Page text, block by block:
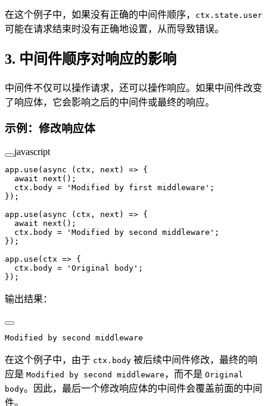
在这个例子中，如果没有正确的中间件顺序， ctx.state.user
可能在请求结束时没有正确地设置，从而导致错误。
3. 中间件顺序对响应的影响
中间件不仅可以操作请求，还可以操作响应。如果中间件改变
了响应体，它会影响之后的中间件或最终的响应。
示例：修改响应体
javascript
app. use ( async ( ctx , next ) => {
  await
next ();
  ctx.body
= 'Modified by first middleware' ;
});
app. use ( async ( ctx , next ) => {
  await
next ();
  ctx.body
= 'Modified by second middleware' ;
});
app. use ( ctx => {
  ctx.body
= 'Original body' ;
});
输出结果：
Modified by second middleware
在这个例子中，由于 ctx.body 被后续中间件修改，最终的响
应是 Modified by second middleware ，而不是 Original
body。因此，最后一个修改响应体的中间件会覆盖前面的中间
件。